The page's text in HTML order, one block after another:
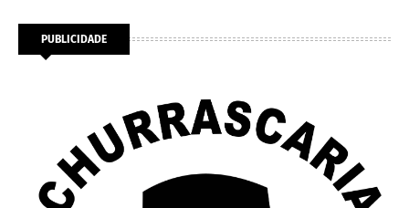
PUBLICIDADE